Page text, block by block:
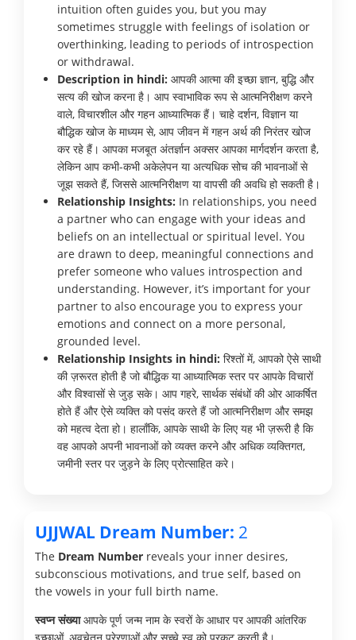
intuition often guides you, but you may
sometimes struggle with feelings of isolation or
overthinking, leading to periods of introspection
or withdrawal.
Description in hindi: आपकी आत्मा की इच्छा ज्ञान, बुद्धि और
सत्य की खोज करना है। आप स्वाभाविक रूप से आत्मनिरीक्षण करने
वाले, विचारशील और गहन आध्यात्मिक हैं। चाहे दर्शन, विज्ञान या
बौद्धिक खोज के माध्यम से, आप जीवन में गहन अर्थ की निरंतर खोज
कर रहे हैं। आपका मजबूत अंतर्ज्ञान अक्सर आपका मार्गदर्शन करता है,
लेकिन आप कभी-कभी अकेलेपन या अत्यधिक सोच की भावनाओं से
जूझ सकते हैं, जिससे आत्मनिरीक्षण या वापसी की अवधि हो सकती है।
Relationship Insights: In relationships, you need
a partner who can engage with your ideas and
beliefs on an intellectual or spiritual level. You
are drawn to deep, meaningful connections and
prefer someone who values introspection and
understanding. However, it’s important for your
partner to also encourage you to express your
emotions and connect on a more personal,
grounded level.
Relationship Insights in hindi: रिश्तों में, आपको ऐसे साथी
की ज़रूरत होती है जो बौद्धिक या आध्यात्मिक स्तर पर आपके विचारों
और विश्वासों से जुड़ सके। आप गहरे, सार्थक संबंधों की ओर आकर्षित
होते हैं और ऐसे व्यक्ति को पसंद करते हैं जो आत्मनिरीक्षण और समझ
को महत्व देता हो। हालाँकि, आपके साथी के लिए यह भी ज़रूरी है कि
वह आपको अपनी भावनाओं को व्यक्त करने और अधिक व्यक्तिगत,
जमीनी स्तर पर जुड़ने के लिए प्रोत्साहित करे।
UJJWAL Dream Number: 2
The Dream Number reveals your inner desires,
subconscious motivations, and true self, based on
the vowels in your full birth name.
स्वप्न संख्याआपके पूर्ण जन्म नाम के स्वरों के आधार पर आपकी आंतरिक